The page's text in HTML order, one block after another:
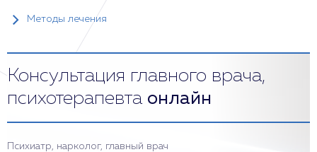
Методы лечения
Консультация главного врача,
психотерапевта онлайн
Психиатр, нарколог, главный врач